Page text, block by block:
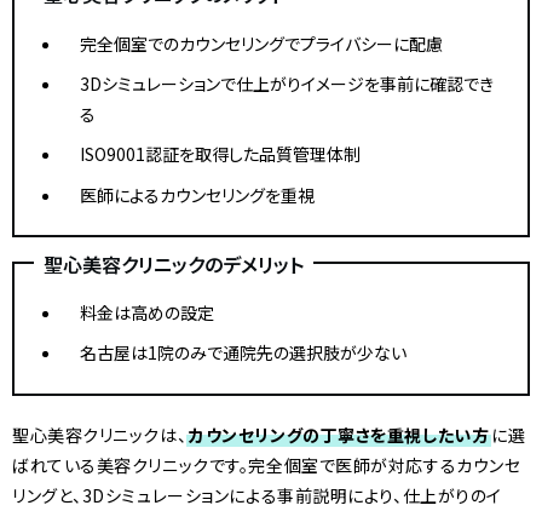
完全個室でのカウンセリングでプライバシーに配慮
3Dシミュレーションで仕上がりイメージを事前に確認でき
る
ISO9001認証を取得した品質管理体制
医師によるカウンセリングを重視
聖心美容クリニックのデメリット
料金は高めの設定
名古屋は1院のみで通院先の選択肢が少ない
聖心美容クリニックは、カウンセリングの丁寧さを重視したい方に選
ばれている美容クリニックです。完全個室で医師が対応するカウンセ
リングと、3Dシミュレーションによる事前説明により、仕上がりのイ